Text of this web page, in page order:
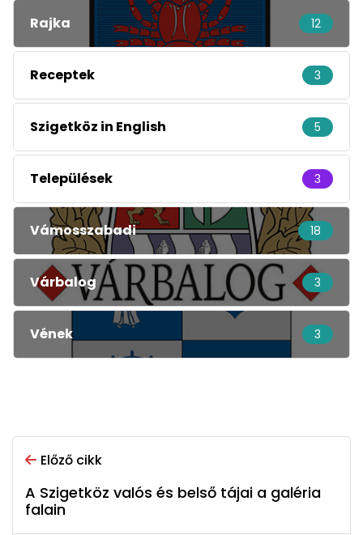
Rajka 12
Receptek 3
Szigetköz in English 5
Települések 3
Vámosszabadi 18
Várbalog 3
Vének 3
Előző cikk
A Szigetköz valós és belső tájai a galéria
falain